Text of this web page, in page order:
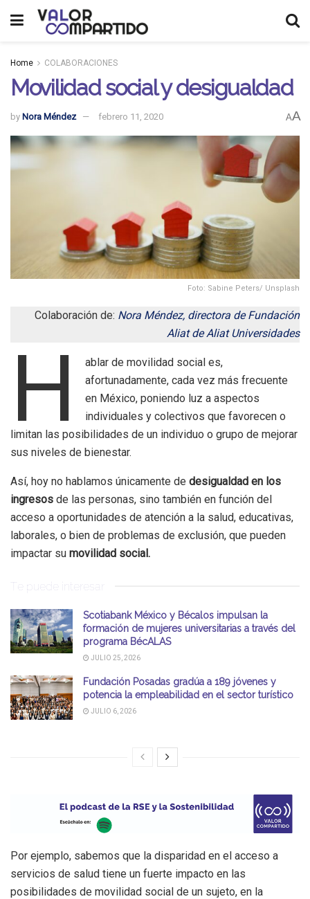
Home COLABORACIONES
Movilidad social y desigualdad
by Nora Méndez febrero 11, 2020 AA
Foto: Sabine Peters/ Unsplash
Colaboración de: Nora Méndez, directora de Fundación
Aliat de Aliat Universidades
H
ablar de movilidad social es,
afortunadamente, cada vez más frecuente
en México, poniendo luz a aspectos
individuales y colectivos que favorecen o
limitan las posibilidades de un individuo o grupo de mejorar
sus niveles de bienestar.
Así, hoy no hablamos únicamente de desigualdad en los
ingresos de las personas, sino también en función del
acceso a oportunidades de atención a la salud, educativas,
laborales, o bien de problemas de exclusión, que pueden
impactar su movilidad social.
Te puede interesar
Scotiabank México y Bécalos impulsan la
formación de mujeres universitarias a través del
programa BécALAS
JULIO 25, 2026
Fundación Posadas gradúa a 189 jóvenes y
potencia la empleabilidad en el sector turístico
JULIO 6, 2026
Por ejemplo, sabemos que la disparidad en el acceso a
servicios de salud tiene un fuerte impacto en las
posibilidades de movilidad social de un sujeto, en la